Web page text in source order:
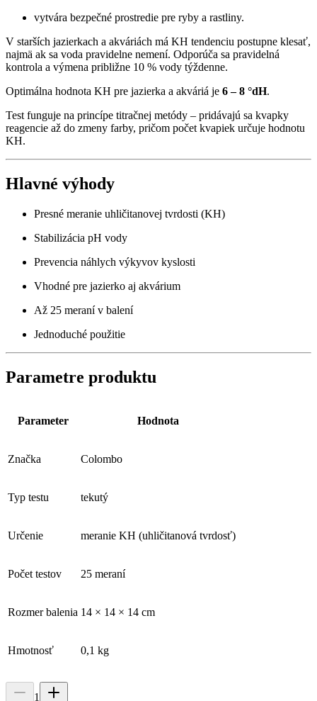
vytvára bezpečné prostredie pre ryby a rastliny.
V starších jazierkach a akváriách má KH tendenciu postupne klesať,
najmä ak sa voda pravidelne nemení. Odporúča sa pravidelná
kontrola a výmena približne 10 % vody týždenne.
Optimálna hodnota KH pre jazierka a akváriá je 6 – 8 °dH.
Test funguje na princípe titračnej metódy – pridávajú sa kvapky
reagencie až do zmeny farby, pričom počet kvapiek určuje hodnotu
KH.
Hlavné výhody
Presné meranie uhličitanovej tvrdosti (KH)
Stabilizácia pH vody
Prevencia náhlych výkyvov kyslosti
Vhodné pre jazierko aj akvárium
Až 25 meraní v balení
Jednoduché použitie
Parametre produktu
Parameter Hodnota
Značka Colombo
Typ testu tekutý
Určenie meranie KH (uhličitanová tvrdosť)
Počet testov 25 meraní
Rozmer balenia 14 × 14 × 14 cm
Hmotnosť 0,1 kg
1